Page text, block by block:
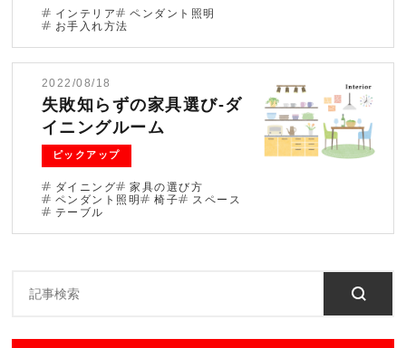
会社情報
採用情報
住まいのリフォー
ム
オンラインショッ
プ
インテリア
ペンダント照明
お手入れ方法
2022/08/18
失敗知らずの家具選び-ダ
イニングルーム
ピックアップ
ダイニング
家具の選び方
ペンダント照明
椅子
スペース
テーブル